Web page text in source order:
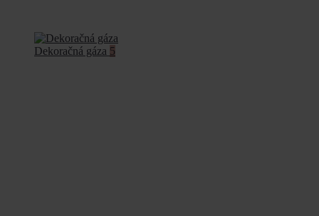
Dekoračná gáza 5